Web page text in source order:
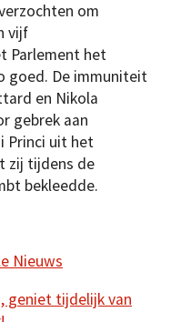
om
vijf
Parlement het
goed. De immuniteit
en Nikola
gebrek aan
Princi uit het
zij tijdens de
bekleedde.
Nieuws
geniet tijdelijk van